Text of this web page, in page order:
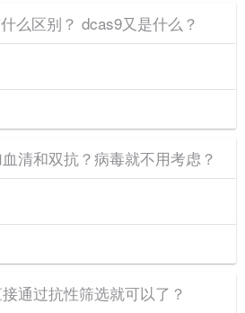
么区别？ dcas9又是什么？
清和双抗？病毒就不用考虑？
通过抗性筛选就可以了？